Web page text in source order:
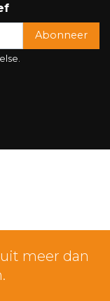
Abonneer
meer dan